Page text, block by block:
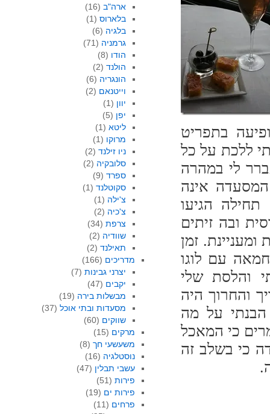
בתפריט
ללכת על כל
לי במהרה
אינה
הגיעו
ובה זיתים
זמן
עם לוגו
והלסת שלי
והחרוך היה
על מה
כי המאכל
כי בשלב זה
ארה"ב (16)
בלארוס (1)
בלגיה (6)
גרמניה (71)
הודו (8)
הולנד (2)
הונגריה (6)
וייטנאם (2)
יוון (1)
יפן (5)
ליטא (1)
מרוקו (1)
ניו זילנד (2)
סלובקיה (2)
ספרד (9)
סקוטלנד (1)
צ'ילה (1)
צ'כיה (2)
צרפת (34)
שוודיה (2)
תאילנד (2)
מדריכים (166)
יצרני גבינות (7)
יקבים (47)
מבשלות בירה (19)
מסעדות ובתי אוכל (37)
שווקים (60)
מרקים (15)
משעשעי חך(8)
נוסטלגיה (16)
עשבי תבלין (47)
פירות(51)
פירות ים (19)
פרחים (11)